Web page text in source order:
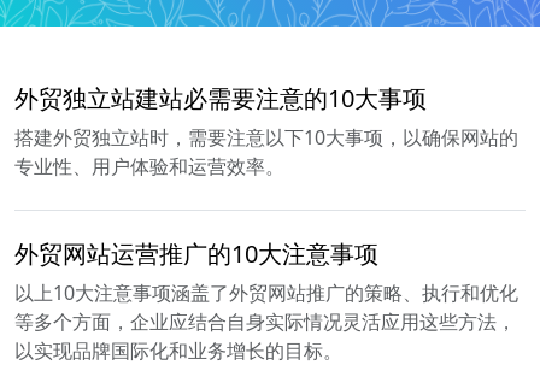
外贸独立站建站必需要注意的10大事项
搭建外贸独立站时，需要注意以下10大事项，以确保网站的
专业性、用户体验和运营效率。
外贸网站运营推广的10大注意事项
以上10大注意事项涵盖了外贸网站推广的策略、执行和优化
等多个方面，企业应结合自身实际情况灵活应用这些方法，
以实现品牌国际化和业务增长的目标。